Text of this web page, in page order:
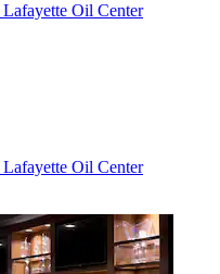
Oil Center
Oil Center